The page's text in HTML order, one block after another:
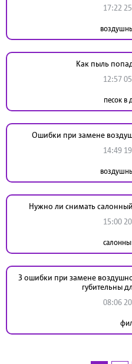
17:22
Как пыль
12:57
песок в
Ошибки при замене
14:49
Нужно ли снимать
15:00
3 ошибки при замене
губительны
08:06